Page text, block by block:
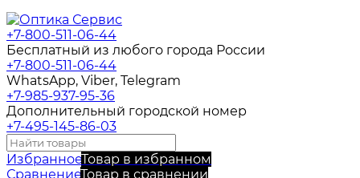
+7-800-511-06-44
Бесплатный из любого города России
+7-800-511-06-44
WhatsApp, Viber, Telegram
+7-985-937-95-36
Дополнительный городской номер
+7-495-145-86-03
ИзбранноеТовар в избранном
СравнениеТовар в сравнении